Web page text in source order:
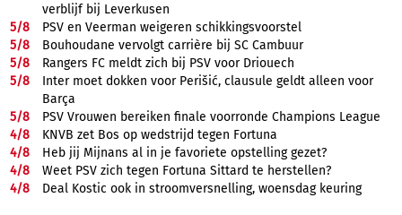
verblijf bij Leverkusen
5/8
PSV en Veerman weigeren schikkingsvoorstel
5/8
Bouhoudane vervolgt carrière bij SC Cambuur
5/8
Rangers FC meldt zich bij PSV voor Driouech
5/8
Inter moet dokken voor Perišić, clausule geldt alleen voor
Barça
5/8
PSV Vrouwen bereiken finale voorronde Champions League
4/8
KNVB zet Bos op wedstrijd tegen Fortuna
4/8
Heb jij Mijnans al in je favoriete opstelling gezet?
4/8
Weet PSV zich tegen Fortuna Sittard te herstellen?
4/8 Deal Kostic ook in stroomversnelling, woensdag keuring